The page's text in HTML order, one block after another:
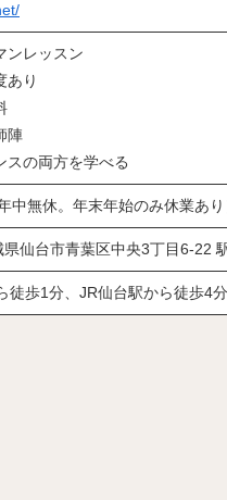
ンレッスン
あり
陣
スの両方を学べる
中無休。年末年始のみ休業あり
仙台市青葉区中央3丁目6-22
徒歩1分、JR仙台駅から徒歩4分